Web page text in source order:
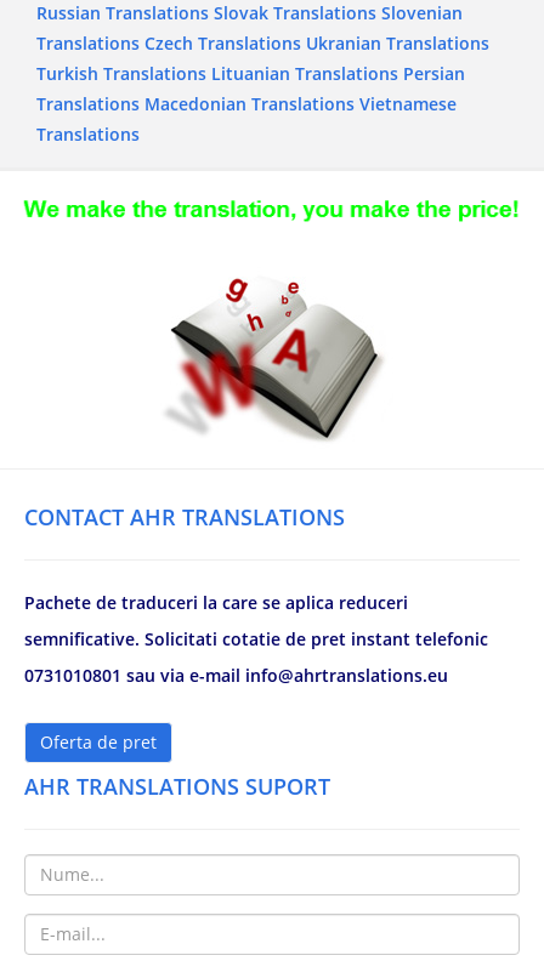
Russian Translations Slovak Translations Slovenian
Translations Czech Translations Ukranian Translations
Turkish Translations Lituanian Translations Persian
Translations Macedonian Translations Vietnamese
Translations
CONTACT AHR TRANSLATIONS
Pachete de traduceri la care se aplica reduceri
semnificative. Solicitati cotatie de pret instant telefonic
0731010801 sau via e-mail info@ahrtranslations.eu
Oferta de pret
AHR TRANSLATIONS SUPORT